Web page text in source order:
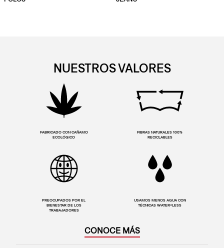
NUESTROS VALORES
FABRICADO CON CAÑAMO
ECOLÓGICO
FIBRAS NATURALES 100%
RECICLABLES
PREOCUPADOS POR EL
BIENESTAR DE LOS
TRABAJADORES
USAMOS MENOS AGUA CON
TÉCNICAS WATER<LESS
CONOCE MÁS